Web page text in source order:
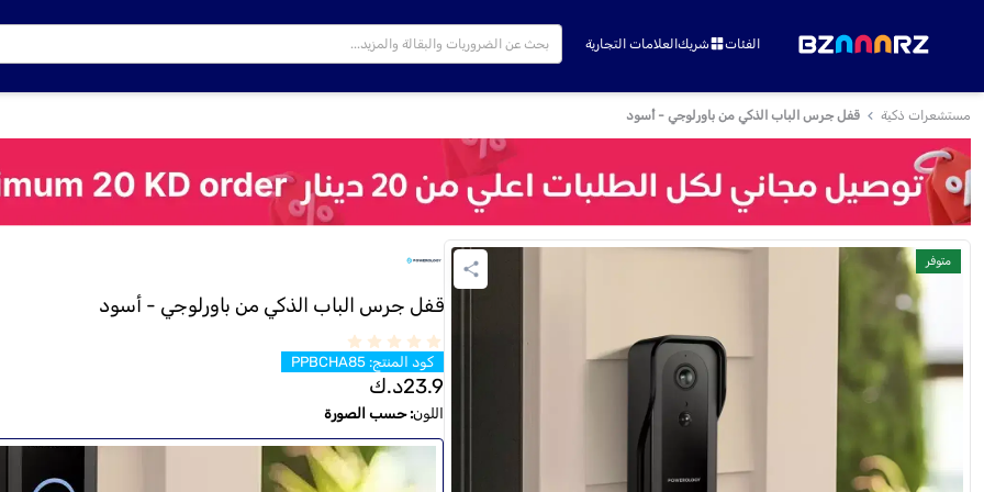
الفئات شريكالعلامات التجارية
مستشعرات ذكية قفل جرس الباب الذكي من باورلوجي - أسود
متوفر
قفل جرس الباب الذكي من باورلوجي - أسود
كود المنتج:
PPBCHA85
23.9د.ك
اللون:حسب الصورة